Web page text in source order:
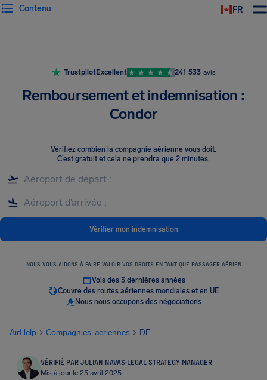
FR
Contenu
TrustpilotExcellent 241 533 avis
Remboursement et indemnisation :
Condor
Vérifiez combien la compagnie aérienne vous doit.
C’est gratuit et cela ne prendra que 2 minutes.
Vérifier mon indemnisation
NOUS VOUS AIDONS À FAIRE VALOIR VOS DROITS EN TANT QUE PASSAGER AÉRIEN
Vols des 3 dernières années
Couvre des routes aériennes mondiales et en UE
Nous nous occupons des négociations
AirHelp Compagnies-aeriennes DE
VÉRIFIÉ PAR JULIAN NAVAS·LEGAL STRATEGY MANAGER
Mis à jour le 25 avril 2025